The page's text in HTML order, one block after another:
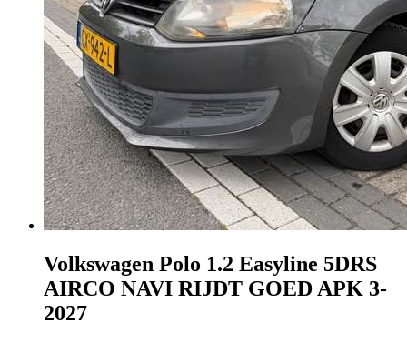
Volkswagen Polo 1.2 Easyline 5DRS
AIRCO NAVI RIJDT GOED APK 3-
2027